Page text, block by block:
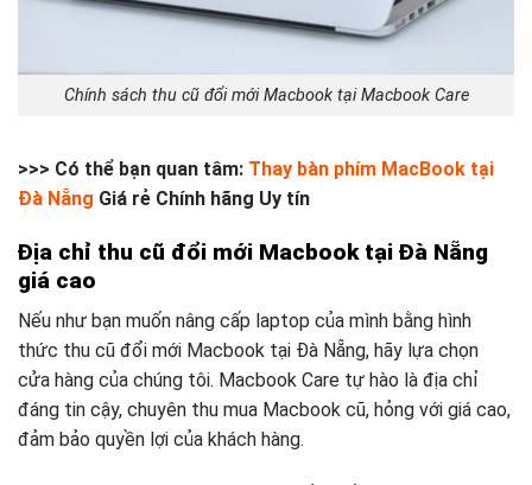
Chính sách thu cũ đổi mới Macbook tại Macbook Care
>>> Có thể bạn quan tâm: Thay bàn phím MacBook tại
Đà Nẵng Giá rẻ Chính hãng Uy tín
Địa chỉ thu cũ đổi mới Macbook tại Đà Nẵng
giá cao
Nếu như bạn muốn nâng cấp laptop của mình bằng hình
thức thu cũ đổi mới Macbook tại Đà Nẵng, hãy lựa chọn
cửa hàng của chúng tôi. Macbook Care tự hào là địa chỉ
đáng tin cậy, chuyên thu mua Macbook cũ, hỏng với giá cao,
đảm bảo quyền lợi của khách hàng.